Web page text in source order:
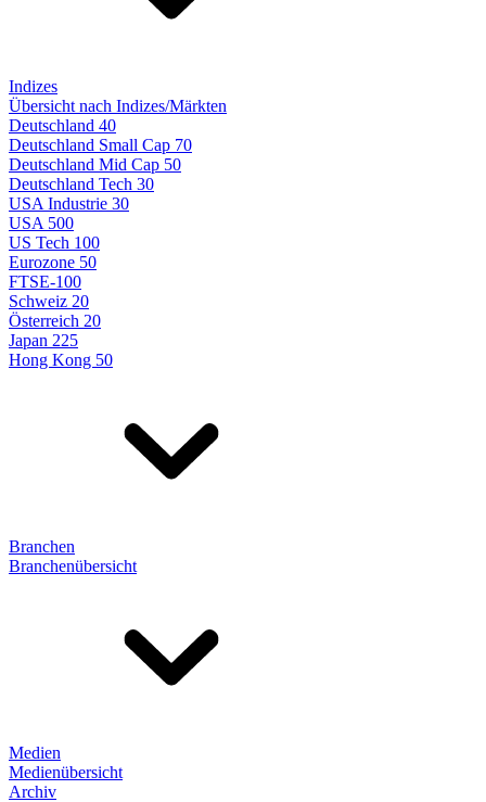
Indizes
Übersicht nach Indizes/Märkten
Deutschland 40
Deutschland Small Cap 70
Deutschland Mid Cap 50
Deutschland Tech 30
USA Industrie 30
USA 500
US Tech 100
Eurozone 50
FTSE-100
Schweiz 20
Österreich 20
Japan 225
Hong Kong 50
Branchen
Branchenübersicht
Medien
Medienübersicht
Archiv